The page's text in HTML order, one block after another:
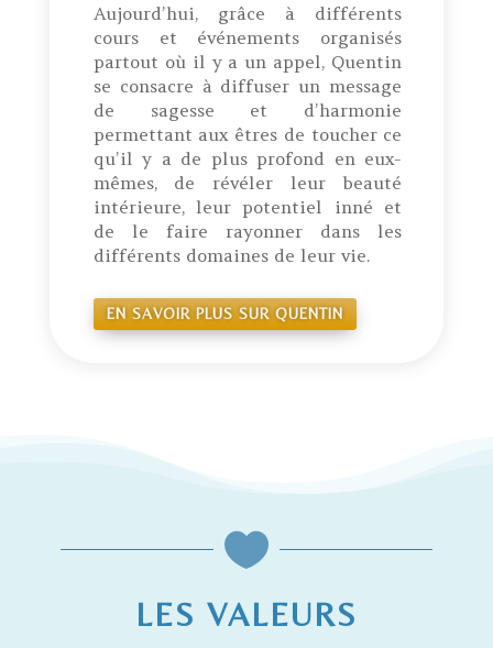
Aujourd’hui, grâce à différents
cours et événements organisés
partout où il y a un appel, Quentin
se consacre à diffuser un message
de sagesse et d’harmonie
permettant aux êtres de toucher ce
qu’il y a de plus profond en eux-
mêmes, de révéler leur beauté
intérieure, leur potentiel inné et
de le faire rayonner dans les
différents domaines de leur vie.
EN SAVOIR PLUS SUR QUENTIN

LES VALEURS